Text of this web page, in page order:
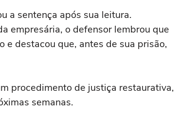
a sentença após sua leitura.
empresária, o defensor lembrou que
e destacou que, antes de sua prisão,
procedimento de justiça restaurativa,
semanas.